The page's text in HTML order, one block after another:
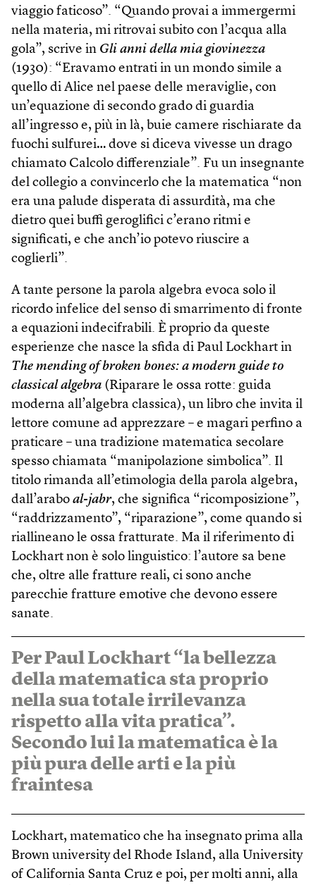
viaggio faticoso”. “Quando provai a immergermi
nella materia, mi ritrovai subito con l’acqua alla
gola”, scrive in Gli anni della mia giovinezza
(1930): “Eravamo entrati in un mondo simile a
quello di Alice nel paese delle meraviglie, con
un’equazione di secondo grado di guardia
all’ingresso e, più in là, buie camere rischiarate da
fuochi sulfurei… dove si diceva vivesse un drago
chiamato Calcolo differenziale”. Fu un insegnante
del collegio a convincerlo che la matematica “non
era una palude disperata di assurdità, ma che
dietro quei buffi geroglifici c’erano ritmi e
significati, e che anch’io potevo riuscire a
coglierli”.
A tante persone la parola algebra evoca solo il
ricordo infelice del senso di smarrimento di fronte
a equazioni indecifrabili. È proprio da queste
esperienze che nasce la sfida di Paul Lockhart in
The mending of broken bones: a modern guide to
classical algebra (Riparare le ossa rotte: guida
moderna all’algebra classica), un libro che invita il
lettore comune ad apprezzare – e magari perfino a
praticare – una tradizione matematica secolare
spesso chiamata “manipolazione simbolica”. Il
titolo rimanda all’etimologia della parola algebra,
dall’arabo al-jabr, che significa “ricomposizione”,
“raddrizzamento”, “riparazione”, come quando si
riallineano le ossa fratturate. Ma il riferimento di
Lockhart non è solo linguistico: l’autore sa bene
che, oltre alle fratture reali, ci sono anche
parecchie fratture emotive che devono essere
sanate.
Per Paul Lockhart “la bellezza
della matematica sta proprio
nella sua totale irrilevanza
rispetto alla vita pratica”.
Secondo lui la matematica è la
più pura delle arti e la più
fraintesa
Lockhart, matematico che ha insegnato prima alla
Brown university del Rhode Island, alla University
of California Santa Cruz e poi, per molti anni, alla